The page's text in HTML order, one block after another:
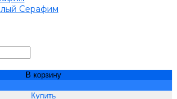
Серафим
В корзину